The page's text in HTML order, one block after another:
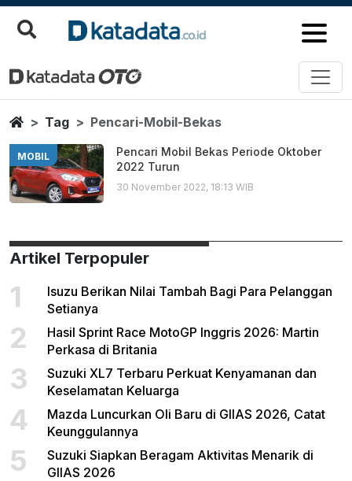
Pencari Mobil Bekas
Berita Terbaru
HomeTag Pencari-Mobil-Bekas
MOBIL
Pencari Mobil Bekas Periode Oktober
2022 Turun
30 November 2022, 18:13 WIB
Artikel Terpopuler
1
Isuzu Berikan Nilai Tambah Bagi Para Pelanggan
Setianya
2
Hasil Sprint Race MotoGP Inggris 2026: Martin
Perkasa di Britania
3
Suzuki XL7 Terbaru Perkuat Kenyamanan dan
Keselamatan Keluarga
4
Mazda Luncurkan Oli Baru di GIIAS 2026, Catat
Keunggulannya
5
Suzuki Siapkan Beragam Aktivitas Menarik di
GIIAS 2026